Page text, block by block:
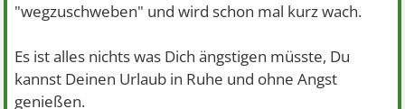
"wegzuschweben" und wird schon mal kurz wach.
Es ist alles nichts was Dich ängstigen müsste, Du
kannst Deinen Urlaub in Ruhe und ohne Angst
genießen.